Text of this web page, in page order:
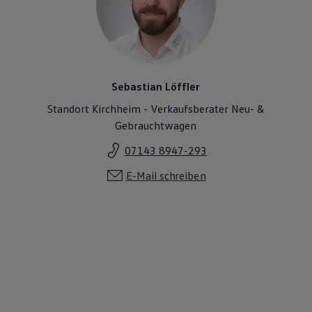
Lifestyle
Transport
Elektromobilität
Pannen- und Unfallhilfe
Sebastian Löffler
Standort Kirchheim - Verkaufsberater Neu- &
Gebrauchtwagen
07143 8947-293
E-Mail schreiben